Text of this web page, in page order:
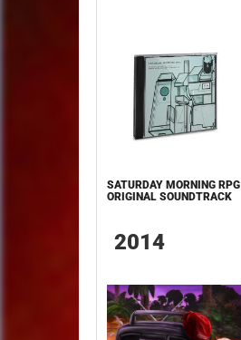
SATURDAY MORNING RPG
ORIGINAL SOUNDTRACK
2014